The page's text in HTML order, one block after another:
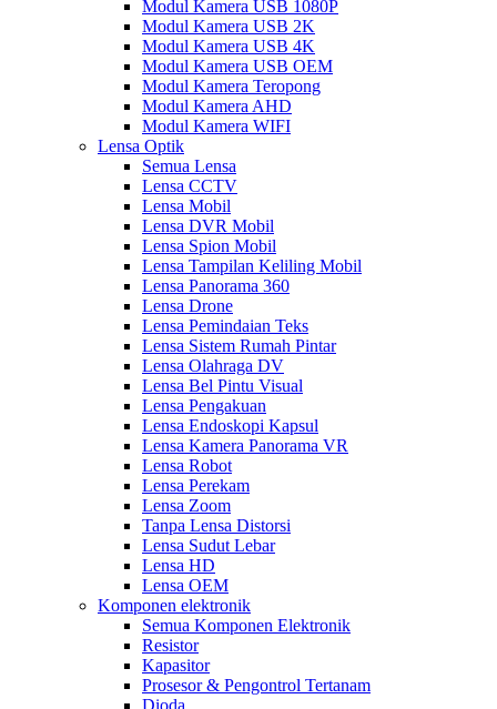
Modul Kamera USB 1080P
Modul Kamera USB 2K
Modul Kamera USB 4K
Modul Kamera USB OEM
Modul Kamera Teropong
Modul Kamera AHD
Modul Kamera WIFI
Lensa Optik
Semua Lensa
Lensa CCTV
Lensa Mobil
Lensa DVR Mobil
Lensa Spion Mobil
Lensa Tampilan Keliling Mobil
Lensa Panorama 360
Lensa Drone
Lensa Pemindaian Teks
Lensa Sistem Rumah Pintar
Lensa Olahraga DV
Lensa Bel Pintu Visual
Lensa Pengakuan
Lensa Endoskopi Kapsul
Lensa Kamera Panorama VR
Lensa Robot
Lensa Perekam
Lensa Zoom
Tanpa Lensa Distorsi
Lensa Sudut Lebar
Lensa HD
Lensa OEM
Komponen elektronik
Semua Komponen Elektronik
Resistor
Kapasitor
Prosesor & Pengontrol Tertanam
Dioda